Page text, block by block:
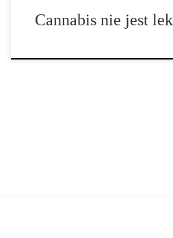
Cannabis nie jest